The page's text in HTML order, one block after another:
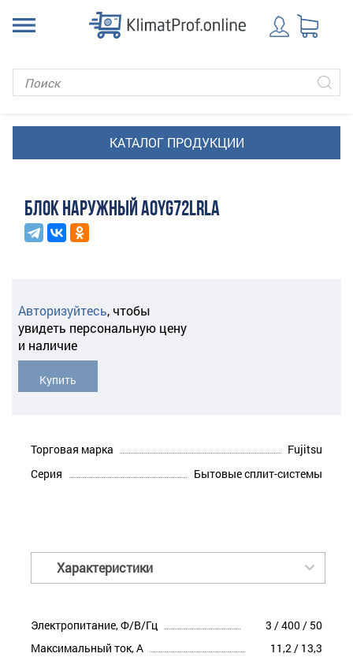
БЛОК НАРУЖНЫЙ AOYG72LRLA
Авторизуйтесь, чтобы
увидеть персональную цену
и наличие
Купить
Торговая марка
Fujitsu
Серия
Бытовые сплит-системы
Характеристики
Электропитание, Ф/В/Гц
3 / 400 / 50
Максимальный ток, А
11,2 / 13,3